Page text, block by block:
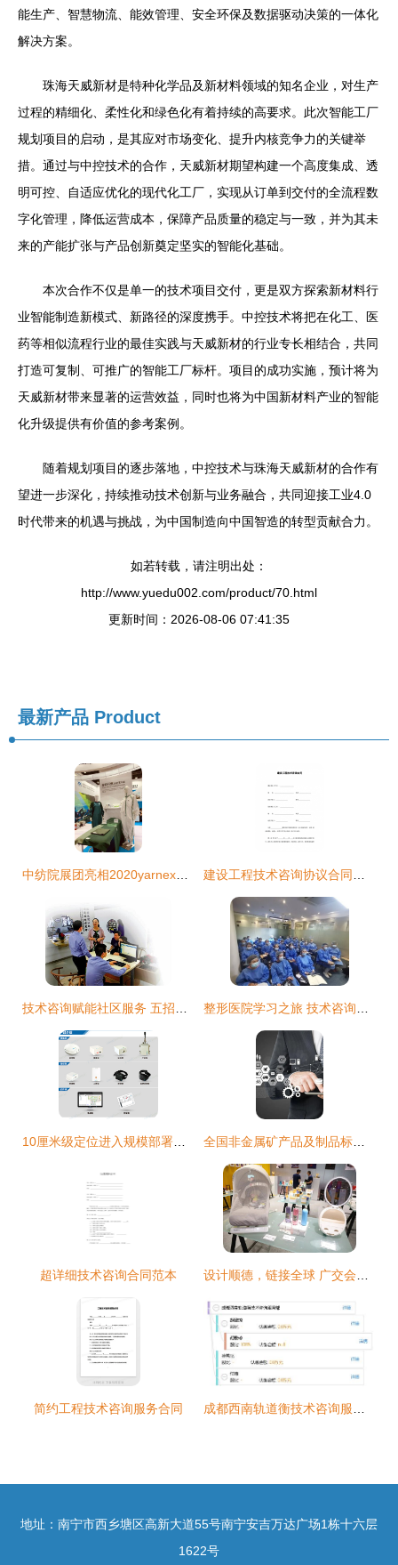
能生产、智慧物流、能效管理、安全环保及数据驱动决策的一体化
解决方案。
珠海天威新材是特种化学品及新材料领域的知名企业，对生产
过程的精细化、柔性化和绿色化有着持续的高要求。此次智能工厂
规划项目的启动，是其应对市场变化、提升内核竞争力的关键举
措。通过与中控技术的合作，天威新材期望构建一个高度集成、透
明可控、自适应优化的现代化工厂，实现从订单到交付的全流程数
字化管理，降低运营成本，保障产品质量的稳定与一致，并为其未
来的产能扩张与产品创新奠定坚实的智能化基础。
本次合作不仅是单一的技术项目交付，更是双方探索新材料行
业智能制造新模式、新路径的深度携手。中控技术将把在化工、医
药等相似流程行业的最佳实践与天威新材的行业专长相结合，共同
打造可复制、可推广的智能工厂标杆。项目的成功实施，预计将为
天威新材带来显著的运营效益，同时也将为中国新材料产业的智能
化升级提供有价值的参考案例。
随着规划项目的逐步落地，中控技术与珠海天威新材的合作有
望进一步深化，持续推动技术创新与业务融合，共同迎接工业4.0
时代带来的机遇与挑战，为中国制造向中国智造的转型贡献合力。
如若转载，请注明出处：
http://www.yuedu002.com/product/70.html
更新时间：2026-08-06 07:41:35
最新产品 Product
超详细技术咨询合同范本
简约工程技术咨询服务合同
地址：南宁市西乡塘区高新大道55号南宁安吉万达广场1栋十六层
1622号